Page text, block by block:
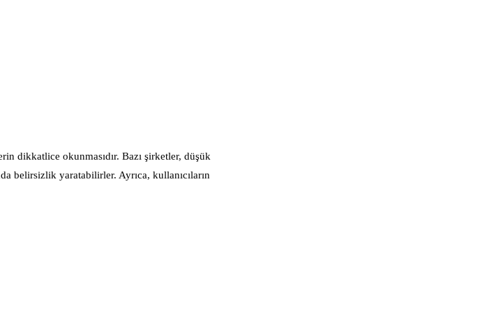
dikkatlice okunmasıdır. Bazı şirketler, düşük
belirsizlik yaratabilirler. Ayrıca, kullanıcıların